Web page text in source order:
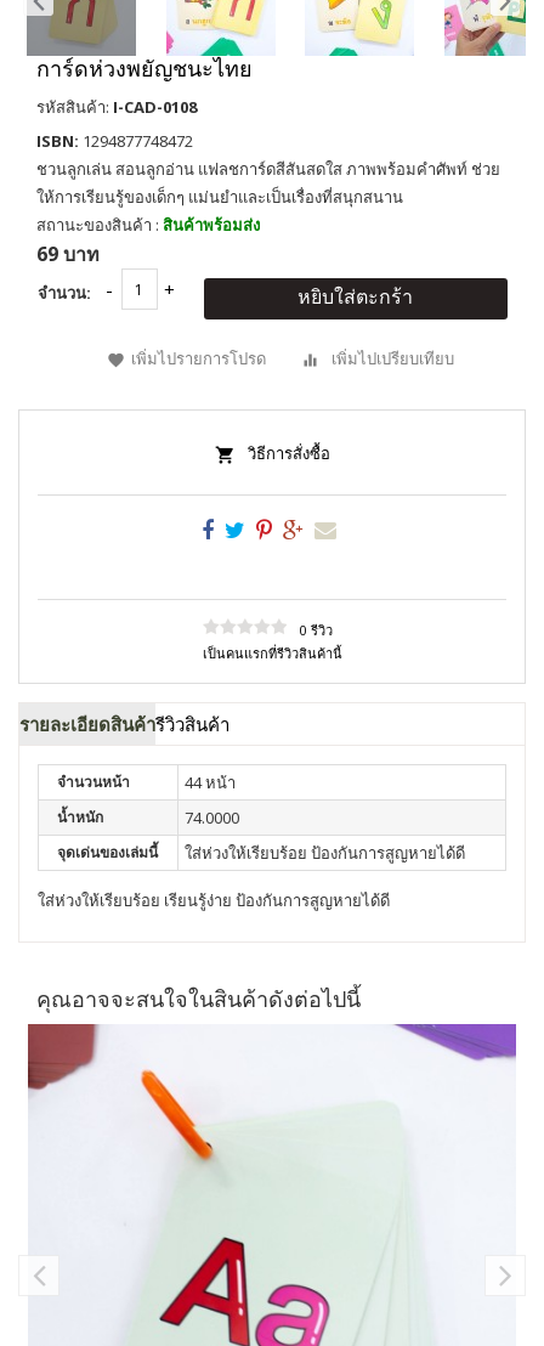
การ์ดห่วงพยัญชนะไทย
รหัสสินค้า: I-CAD-0108
ISBN: 1294877748472
ชวนลูกเล่น สอนลูกอ่าน แฟลชการ์ดสีสันสดใส ภาพพร้อมคำศัพท์ ช่วย
ให้การเรียนรู้ของเด็กๆ แม่นยำและเป็นเรื่องที่สนุกสนาน
สถานะของสินค้า : สินค้าพร้อมส่ง
69 บาท
จำนวน: หยิบใส่ตะกร้า
เพิ่มไปรายการโปรด เพิ่มไปเปรียบเทียบ
วิธีการสั่งซื้อ
0 รีวิว
เป็นคนแรกที่รีวิวสินค้านี้
รายละเอียดสินค้ารีวิวสินค้า
จำนวนหน้า 44 หน้า
น้ำหนัก 74.0000
จุดเด่นของเล่มนี้ ใส่ห่วงให้เรียบร้อย ป้องกันการสูญหายได้ดี
ใส่ห่วงให้เรียบร้อย เรียนรู้ง่าย ป้องกันการสูญหายได้ดี
คุณอาจจะสนใจในสินค้าดังต่อไปนี้